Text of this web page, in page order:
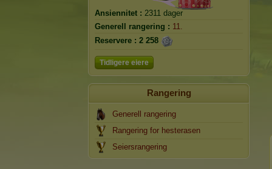
Ansiennitet : 2311 dager
Generell rangering : 11.
Reservere : 2 258
Tidligere eiere
Rangering
Generell rangering
Rangering for hesterasen
Seiersrangering